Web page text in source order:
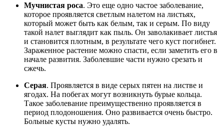
Мучнистая роса. Это еще одно частое заболевание,
которое проявляется светлым налетом на листьях,
который может быть как белым, так и серым. По виду
такой налет выглядит как пыль. Он заволакивает листья
и становится плотным, в результате чего куст погибнет.
Зараженное растение можно спасти, если заметить его в
начале развития. Заболевшие части нужно срезать и
сжечь.
Серая. Проявляется в виде серых пятен на листве и
ягодах. На побегах могут возникнуть бурые кольца.
Такое заболевание преимущественно проявляется в
период плодоношения. Оно развивается очень быстро.
Больные кусты нужно удалять.